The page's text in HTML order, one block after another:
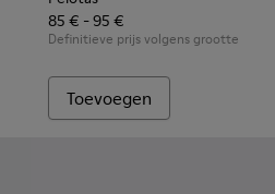
85 € - 95 €
Definitieve prijs volgens grootte
Toevoegen